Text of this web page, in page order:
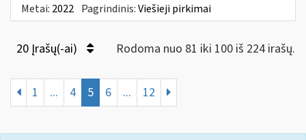
Metai: 2022 Pagrindinis:Viešieji pirkimai
20 Įrašų(-ai) Rodoma nuo 81 iki 100 iš 224 irašų.
1 ... 4 5 6 ... 12